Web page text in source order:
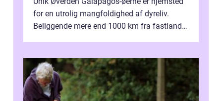
for en utrolig mangfoldighed af dyreliv.
Beliggende mere end 1000 km fra fastlandet